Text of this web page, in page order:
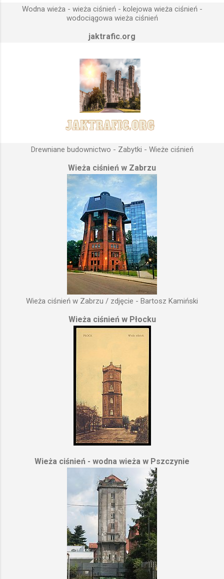
umieszczona wyżej, niż instalacje wodne znajdujące się u
odbiorców. Schema...
Wodna wieża - wieża ciśnień - kolejowa wieża ciśnień -
wodociągowa wieża ciśnień
jaktrafic.org
Drewniane budownictwo - Zabytki - Wieże ciśnień
Wieża ciśnień w Zabrzu
Wieża ciśnień w Zabrzu / zdjęcie - Bartosz Kamiński
Wieża ciśnień w Płocku
Wieża ciśnień - wodna wieża w Pszczynie